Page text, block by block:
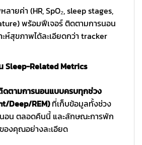
ายค่า (HR, SpO₂, sleep stages,
พร้อมฟีเจอร์ ติดตามการนอน
ะห์สุขภาพได้ละเอียดกว่า tracker
Sleep-Related Metrics
ดตามการนอนแบบครบทุกช่วง
Deep/REM)ที่เก็บข้อมูลทั้งช่วง
อน ตลอดคืนนี้ และลักษณะการพัก
องคุณอย่างละเอียด